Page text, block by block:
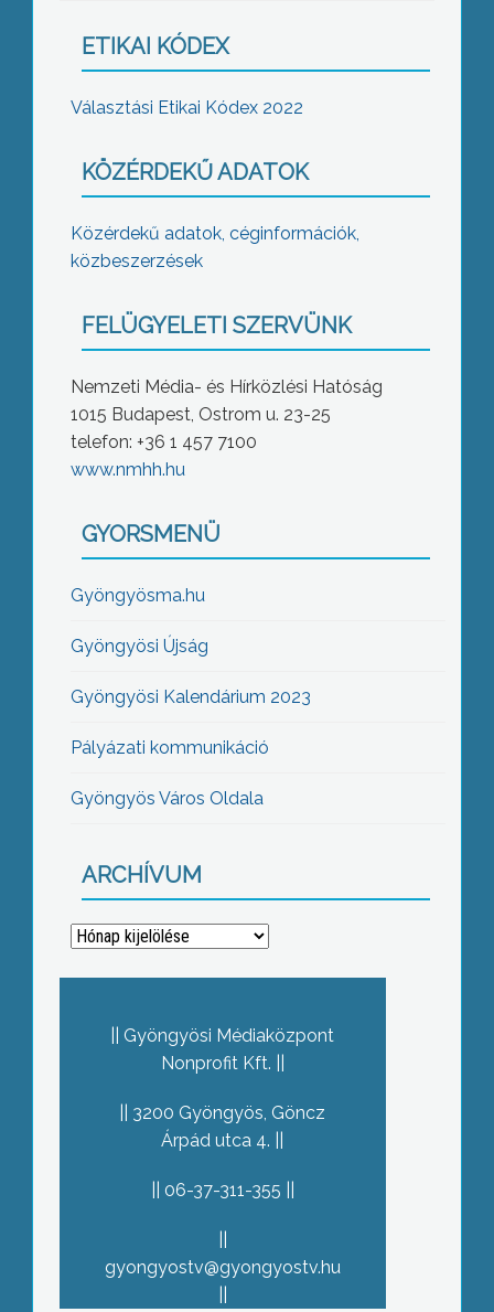
ETIKAI KÓDEX
Választási Etikai Kódex 2022
KÖZÉRDEKŰ ADATOK
Közérdekű adatok, céginformációk,
közbeszerzések
FELÜGYELETI SZERVÜNK
Nemzeti Média- és Hírközlési Hatóság
1015 Budapest, Ostrom u. 23-25
telefon: +36 1 457 7100
www.nmhh.hu
GYORSMENÜ
Gyöngyösma.hu
Gyöngyösi Újság
Gyöngyösi Kalendárium 2023
Pályázati kommunikáció
Gyöngyös Város Oldala
ARCHÍVUM
Archívum
Gyöngyösi Médiaközpont
Nonprofit Kft.
3200 Gyöngyös, Göncz
Árpád utca 4.
06-37-311-355
gyongyostv@gyongyostv.hu